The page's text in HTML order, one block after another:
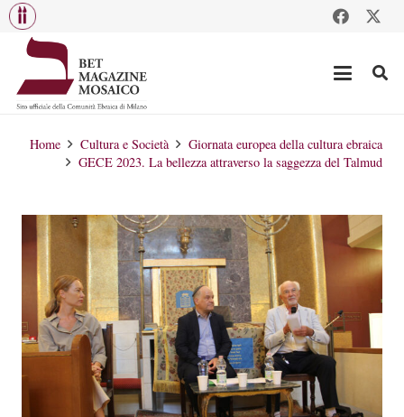
Home Cultura e Società
Giornata europea della cultura ebraica
GECE 2023. La bellezza attraverso la saggezza del Talmud